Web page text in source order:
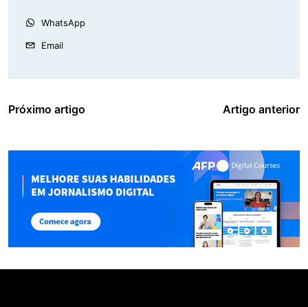
WhatsApp
Email
Próximo artigo Artigo anterior